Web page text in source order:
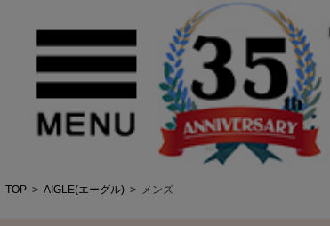
TOP > AIGLE(エーグル) > メンズ